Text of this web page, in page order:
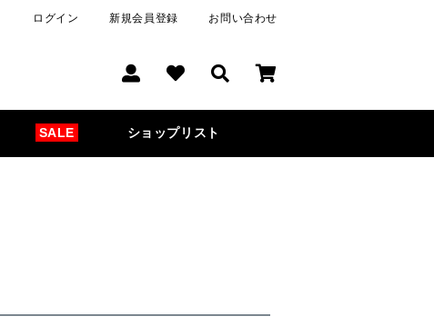
ログイン 新規会員登録 お問い合わせ
SALE ショップリスト